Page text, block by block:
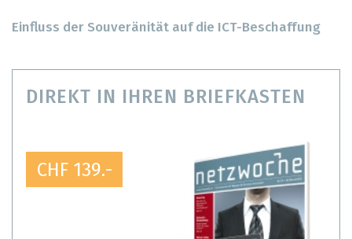
Einfluss der Souveränität auf die ICT-Beschaffung
DIREKT IN IHREN BRIEFKASTEN
CHF 139.-